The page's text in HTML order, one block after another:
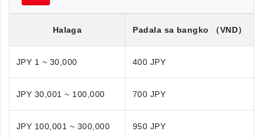
Halaga Padala sa bangko （VND）
JPY 1 ~ 30,000 400 JPY
JPY 30,001 ~ 100,000 700 JPY
JPY 100,001 ~ 300,000 950 JPY